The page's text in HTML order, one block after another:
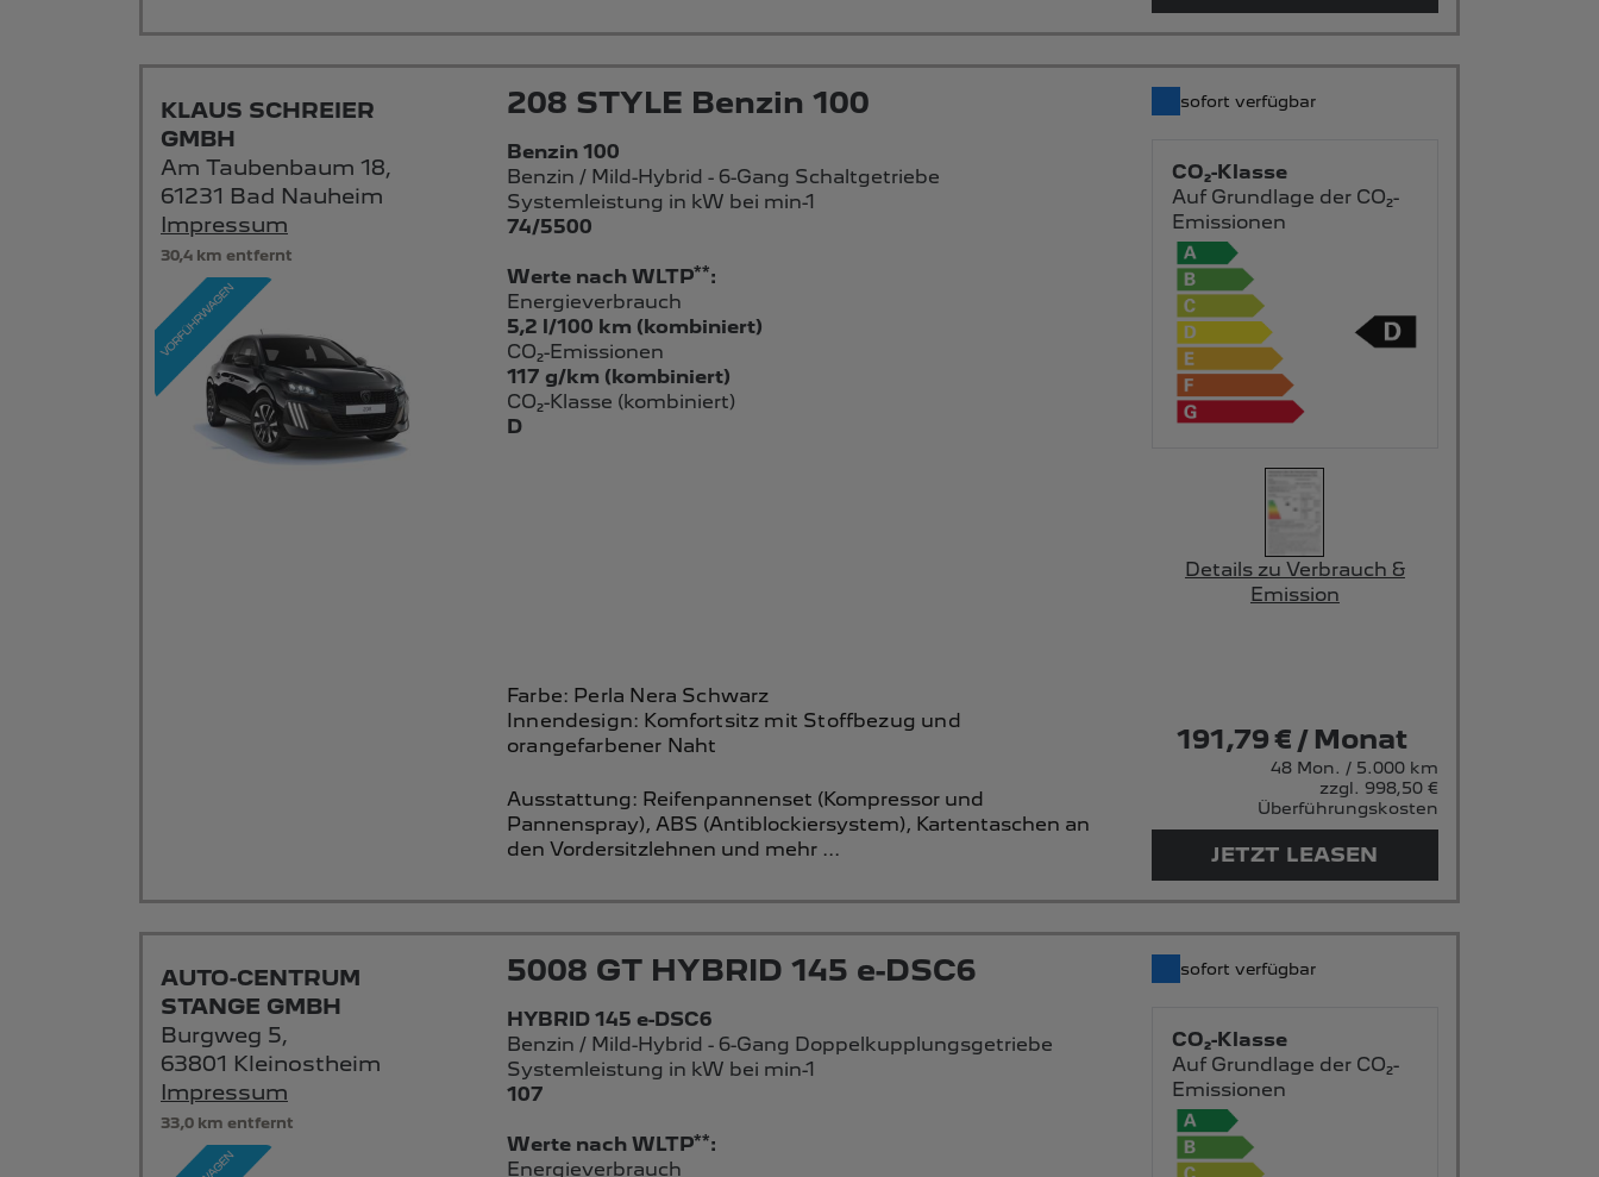
30,4 km entfernt
KLAUS SCHREIER
GMBH
Am Taubenbaum 18,
61231 Bad Nauheim
Impressum
208 STYLE Benzin 100 sofort verfügbar
Benzin 100
Benzin / Mild-Hybrid - 6-Gang Schaltgetriebe
Systemleistung in kW bei min-1
74/5500
Werte nach WLTP**:
Energieverbrauch
5,2 l/100 km (kombiniert)
CO₂-Emissionen
117 g/km (kombiniert)
CO₂-Klasse (kombiniert)
D
CO₂-Klasse
Auf Grundlage der CO₂-
Emissionen
Details zu Verbrauch &
Emission
Farbe: Perla Nera Schwarz
Innendesign: Komfortsitz mit Stoffbezug und
orangefarbener Naht
Ausstattung: Reifenpannenset (Kompressor und
Pannenspray), ABS (Antiblockiersystem), Kartentaschen an
den Vordersitzlehnen und mehr ...
191,79 € / Monat
48 Mon. / 5.000 km
zzgl. 998,50 €
Überführungskosten
JETZT LEASEN
33,0 km entfernt
AUTO-CENTRUM
STANGE GMBH
Burgweg 5,
63801 Kleinostheim
Impressum
5008 GT HYBRID 145 e-DSC6 sofort verfügbar
HYBRID 145 e-DSC6
Benzin / Mild-Hybrid - 6-Gang Doppelkupplungsgetriebe
Systemleistung in kW bei min-1
107
Werte nach WLTP**:
Energieverbrauch
CO₂-Klasse
Auf Grundlage der CO₂-
Emissionen